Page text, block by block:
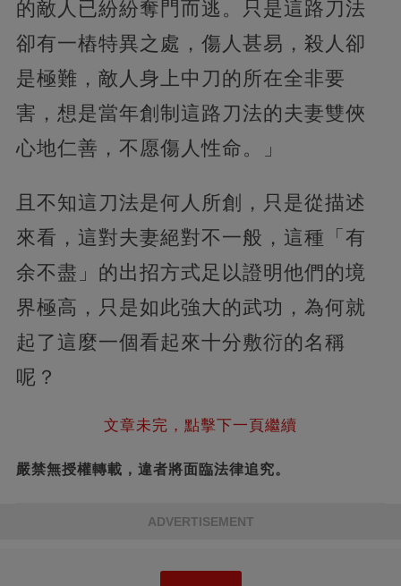
的敵人已紛紛奪門而逃。只是這路刀法
卻有一樁特異之處，傷人甚易，殺人卻
是極難，敵人身上中刀的所在全非要
害，想是當年創制這路刀法的夫妻雙俠
心地仁善，不愿傷人性命。」
且不知這刀法是何人所創，只是從描述
來看，這對夫妻絕對不一般，這種「有
余不盡」的出招方式足以證明他們的境
界極高，只是如此強大的武功，為何就
起了這麼一個看起來十分敷衍的名稱
呢？
文章未完，點擊下一頁繼續
嚴禁無授權轉載，違者將面臨法律追究。
ADVERTISEMENT